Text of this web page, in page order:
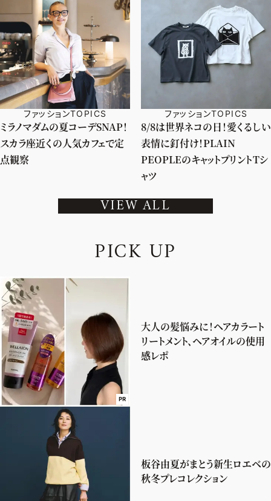
ファッションTOPICS
ミラノマダムの夏コーデSNAP！
スカラ座近くの人気カフェで定
点観察
ファッションTOPICS
8/8は世界ネコの日！愛くるしい
表情に釘付け！PLAIN
PEOPLEのキャットプリントTシ
ャツ
VIEW ALL
PICK UP
PR
大人の髪悩みに！ヘアカラート
リートメント、ヘアオイルの使用
感レポ
板谷由夏がまとう新生ロエベの
秋冬プレコレクション